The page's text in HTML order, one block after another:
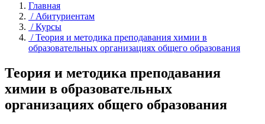
Главная
/Абитуриентам
/Курсы
/Теория и методика преподавания химии в
образовательных организациях общего образования
Теория и методика преподавания
химии в образовательных
организациях общего образования